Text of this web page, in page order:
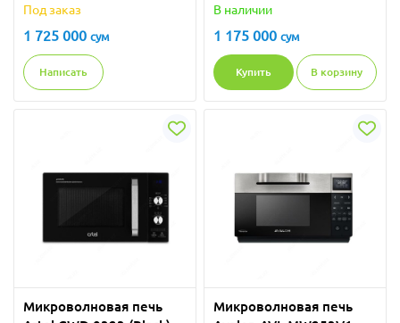
Под заказ
1 725 000 сум
Написать
гриль
В наличии
1 175 000 сум
Купить В корзину
Микроволновая печь
Микроволновая печь